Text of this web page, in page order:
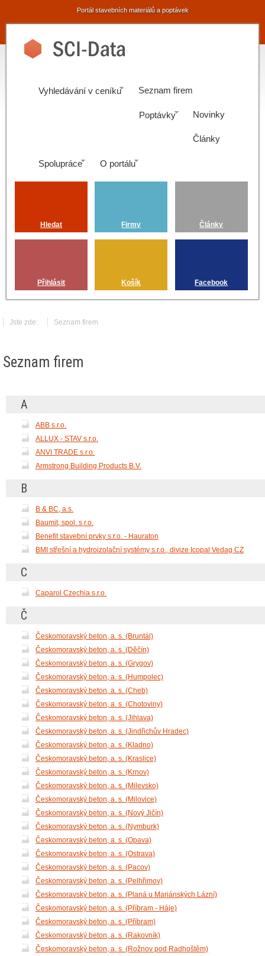
Portál stavebních materiálů a poptávek
Vyhledávání v ceníku Seznam firem
Poptávky Novinky
Články
Spolupráce O portálu
Hledat Firmy Články
Přihlásit Košík Facebook
Jste zde: Seznam firem
Seznam firem
A
ABB s.r.o.
ALLUX - STAV s.r.o.
ANVI TRADE s.r.o.
Armstrong Building Products B.V.
B
B & BC, a.s.
Baumit, spol. s r.o.
Benefit stavební prvky s.r.o. - Hauraton
BMI střešní a hydroizolační systémy s.r.o., divize Icopal Vedag CZ
C
Caparol Czechia s.r.o.
Č
Českomoravský beton, a. s. (Bruntál)
Českomoravský beton, a. s. (Děčín)
Českomoravský beton, a. s. (Grygov)
Českomoravský beton, a. s. (Humpolec)
Českomoravský beton, a. s. (Cheb)
Českomoravský beton, a. s. (Chotoviny)
Českomoravský beton, a. s. (Jihlava)
Českomoravský beton, a. s. (Jindřichův Hradec)
Českomoravský beton, a. s. (Kladno)
Českomoravský beton, a. s. (Kraslice)
Českomoravský beton, a. s. (Krnov)
Českomoravský beton, a. s. (Milevsko)
Českomoravský beton, a. s. (Milovice)
Českomoravský beton, a. s. (Nový Jičín)
Českomoravský beton, a. s. (Nymburk)
Českomoravský beton, a. s. (Opava)
Českomoravský beton, a. s. (Ostrava)
Českomoravský beton, a. s. (Pacov)
Českomoravský beton, a. s. (Pelhřimov)
Českomoravský beton, a. s. (Planá u Mariánských Lázní)
Českomoravský beton, a. s. (Příbram - Háje)
Českomoravský beton, a. s. (Příbram)
Českomoravský beton, a. s. (Rakovník)
Českomoravský beton, a. s. (Rožnov pod Radhoštěm)